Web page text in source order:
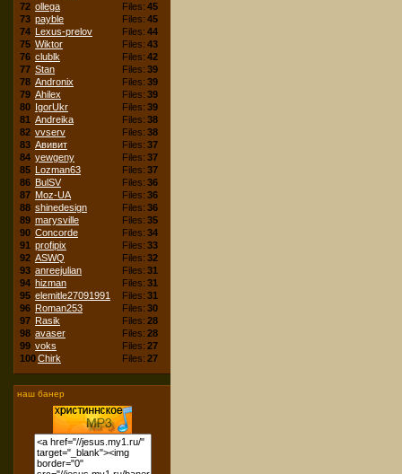
72 ollega Files: 45
73 payble Files: 45
74 Lexus-prelov Files: 44
75 Wiktor Files: 43
76 clublk Files: 42
77 Stan Files: 39
78 Andronix Files: 39
79 Ahilex Files: 39
80 IgorUkr Files: 39
81 Andreika Files: 38
82 vvserv Files: 38
83 Авивит Files: 37
84 yewgeny Files: 37
85 Lozman63 Files: 37
86 BulSV Files: 36
87 Moz-UA Files: 36
88 shinedesign Files: 36
89 marysville Files: 35
90 Concorde Files: 34
91 profipix Files: 33
92 ASWQ Files: 32
93 anreejulian Files: 31
94 hizman Files: 31
95 elemitle27091991 Files: 31
96 Roman253 Files: 30
97 Rasik Files: 28
98 avaser Files: 28
99 voks Files: 27
100Chirk Files: 27
наш банер